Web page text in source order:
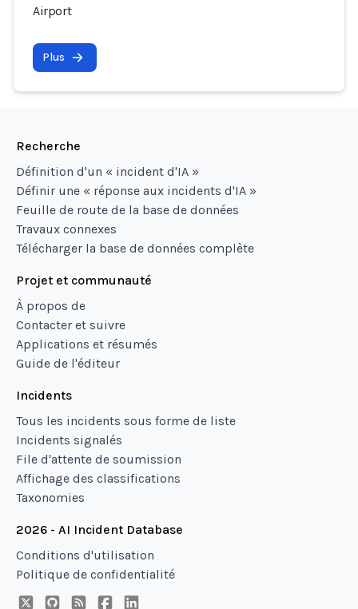
Airport
Plus
Recherche
Définition d'un « incident d'IA »
Définir une « réponse aux incidents d'IA »
Feuille de route de la base de données
Travaux connexes
Télécharger la base de données complète
Projet et communauté
À propos de
Contacter et suivre
Applications et résumés
Guide de l'éditeur
Incidents
Tous les incidents sous forme de liste
Incidents signalés
File d'attente de soumission
Affichage des classifications
Taxonomies
2026 - AI Incident Database
Conditions d'utilisation
Politique de confidentialité